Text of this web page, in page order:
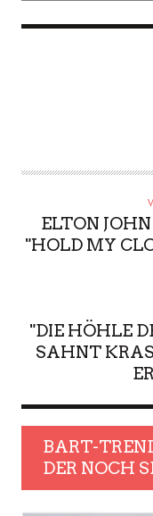
ELTON
"HOLD MY
"DIE HÖHLE
SAHNT
BART-
DER NOCH